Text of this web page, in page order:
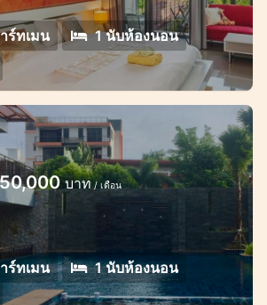
ร์ทเมน
1 นับห้องนอน
unit in Naiharn
บาท / เดือน
ร์ทเมน
1 นับห้องนอน